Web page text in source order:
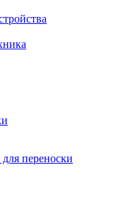
переноски